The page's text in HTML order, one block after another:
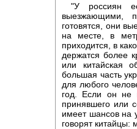
"У россиян
выезжающими,
готовятся, они
на месте, в
приходится, в
держатся более
или китайская
большая часть
для любого
год. Если он не
принявшего или
имеет шансов на
говорят китайцы: